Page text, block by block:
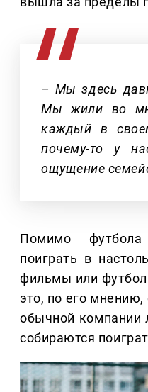
– Мы здесь
Мы жили во
каждый в
почему-то у
ощущение
Помимо футбола
поиграть в
фильмы или
это, по его мнению,
обычной компании
собираются